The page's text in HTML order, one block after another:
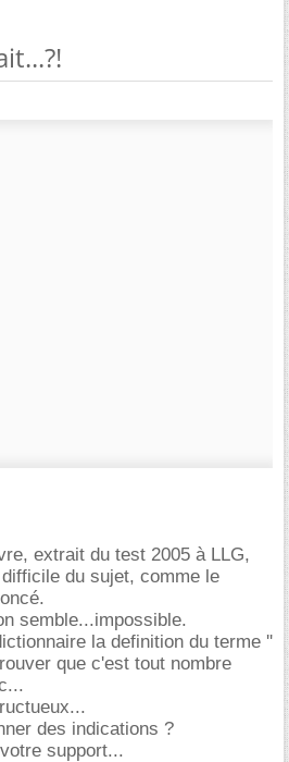
extrait du test 2005 à LLG,
du sujet, comme le
semble...impossible.
la definition du terme ''
que c'est tout nombre
des indications ?
support...